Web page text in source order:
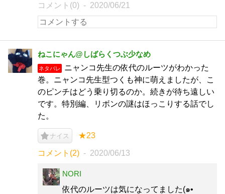
コメント(0) 2020/06/21
ねこにゃん@しばらくつぶ少なめ
ネタバレ
ニャンコ先生の依代のルーツがわかった
巻。ニャンコ先生型つくも神に萌えましたが、こ
のピンチはどう乗り切るのか。続きが待ち遠しい
です。特別編、リボンの謎はほっこりする話でし
た。
ナイス ★23
コメント(2) 2020/06/13
NORI
依代のルーツは気になってました(๑•